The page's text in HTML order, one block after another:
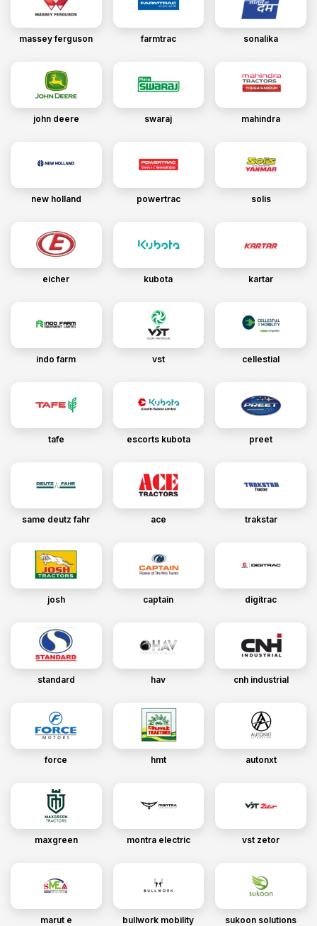
massey ferguson farmtrac sonalika
john deere swaraj mahindra
new holland powertrac solis
eicher kubota kartar
indo farm vst cellestial
tafe escorts kubota preet
same deutz fahr ace trakstar
josh captain digitrac
standard hav cnh industrial
force hmt autonxt
maxgreen montra electric vst zetor
marut e bullwork mobility sukoon solutions